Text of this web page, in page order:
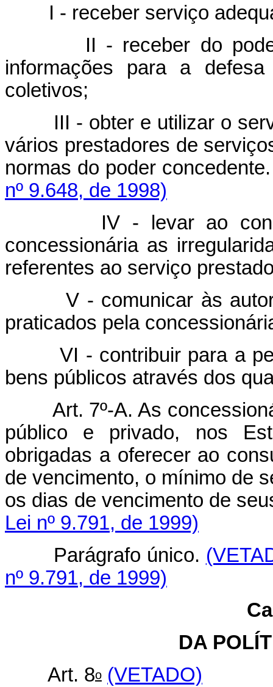
I - receber serviço
II - receber do poder
informações para a
coletivos;
III - obter e utilizar o
vários prestadores de
normas do poder
nº 9.648, de 1998)
IV - levar ao
concessionária as
referentes ao serviço
V - comunicar às
praticados pela
VI - contribuir para a
bens públicos através dos
Art. 7º-A. As
público e privado, nos
obrigadas a oferecer ao
de vencimento, o mínimo de
os dias de
Lei nº 9.791, de 1999)
Parágrafo único.
nº 9.791, de 1999)
DA
Art. 8o (VETADO)